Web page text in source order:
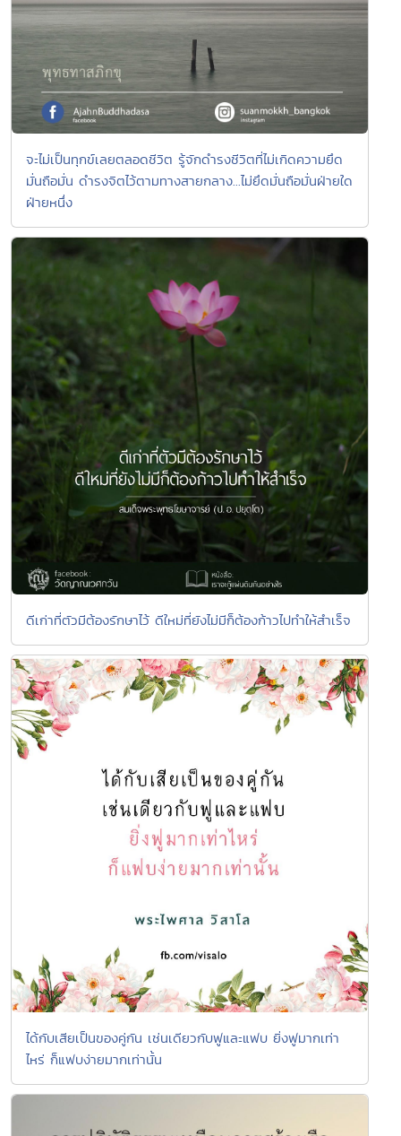
จะไม่เป็นทุกข์เลยตลอดชีวิต รู้จักดำรงชีวิตที่ไม่เกิดความยึด
มั่นถือมั่น ดำรงจิตไว้ตามทางสายกลาง...ไม่ยึดมั่นถือมั่นฝ่ายใด
ฝ่ายหนึ่ง
ดีเก่าที่ตัวมีต้องรักษาไว้ ดีใหม่ที่ยังไม่มีก็ต้องก้าวไปทำให้สำเร็จ
ได้กับเสียเป็นของคู่กัน เช่นเดียวกับฟูและแฟบ ยิ่งฟูมากเท่า
ไหร่ ก็แฟบง่ายมากเท่านั้น